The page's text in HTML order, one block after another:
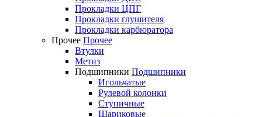
Прокладки ЦПГ
Прокладки глушителя
Прокладки карбюратора
Прочее Прочее
Втулки
Метиз
Подшипники Подшипники
Игольчатые
Рулевой колонки
Ступичные
Шариковые